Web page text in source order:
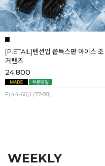
[P.ETAIL]텐션업 쫀득스판 아이스 조
거팬츠
24,800
F(44-66),L(77-88)
WEEKLY